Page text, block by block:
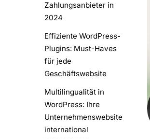
Zahlungsanbieter in
2024
Effiziente WordPress-
Plugins: Must-Haves
für jede
Geschäftswebsite
Multilingualität in
WordPress: Ihre
Unternehmenswebsite
international